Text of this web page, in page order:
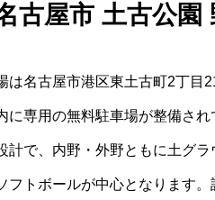
古屋市 土古公園
は名古屋市港区東土古町2丁目
に専用の無料駐車場が整備さ
計で、内野・外野ともに土グ
フトボールが中心となります